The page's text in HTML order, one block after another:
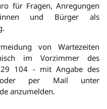
für Fragen, Anregungen
und Bürger als
von Wartezeiten
im Vorzimmer des
104 - mit Angabe des
per Mail unter
anzumelden.